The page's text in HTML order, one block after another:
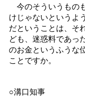
今のそういうもの
けじゃないというよ
だということは、そ
ども、迷惑料であっ
のお金というふうな
ことですか。
○溝口知事